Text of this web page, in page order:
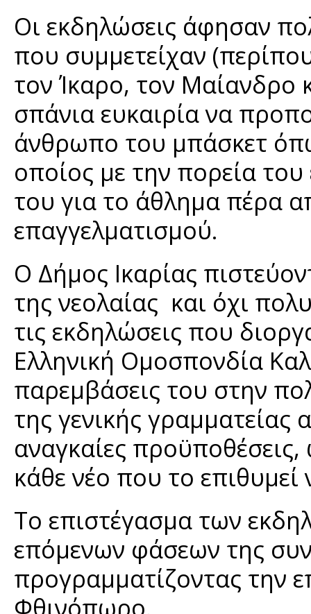
Οι εκδηλώσεις άφησαν
που συμμετείχαν
τον Ίκαρο, τον Μαίανδρο
σπάνια ευκαιρία να
άνθρωπο του μπάσκετ
οποίος με την πορεία του
του για το άθλημα πέρα
επαγγελματισμού.
Ο Δήμος Ικαρίας
της νεολαίας και όχι
τις εκδηλώσεις που
Ελληνική Ομοσπονδία
παρεμβάσεις του στην
της γενικής γραμματείας
αναγκαίες
κάθε νέο που το
Το επιστέγασμα των
επόμενων φάσεων της
προγραμματίζοντας την
Φθινόπωρο.